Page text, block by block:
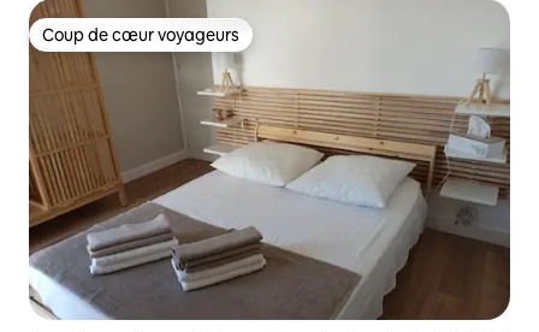
Coup de cœur voyageurs
Coup de cœur voyageurs